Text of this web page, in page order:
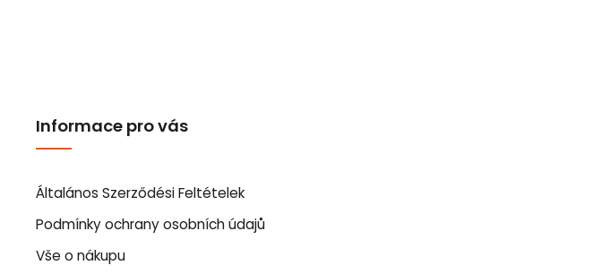
Informace pro vás
Általános Szerződési Feltételek
Podmínky ochrany osobních údajů
Vše o nákupu